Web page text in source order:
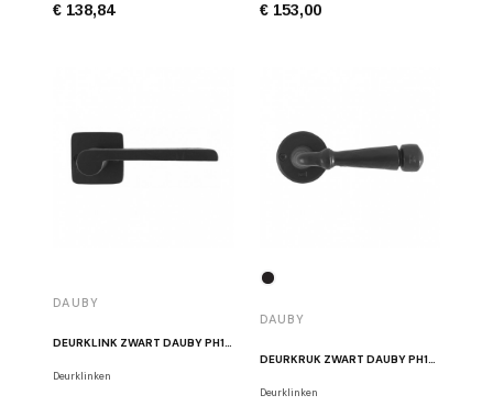
€ 138,84 € 153,00
DAUBY
DEURKLINK ZWART DAUBY PH1928/50Q VO
Deurklinken
DAUBY
DEURKRUK ZWART DAUBY PH1830/50R VO
Deurklinken